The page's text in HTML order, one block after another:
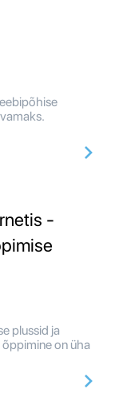
-
plussid ja
on üha